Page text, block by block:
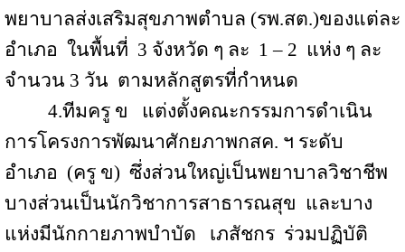
พยาบาลส่งเสริมสุขภาพตำบล (รพ.สต.)ของแต่ละ
อำเภอ ในพื้นที่ 3 จังหวัด ๆ ละ 1 – 2 แห่ง ๆ ละ
จำนวน 3 วัน ตามหลักสูตรที่กำหนด
4.ทีมครู ข
แต่งตั้งคณะกรรมการดำเนิน
การโครงการพัฒนาศักยภาพกสค. ฯ ระดับ
อำเภอ (ครู ข) ซึ่งส่วนใหญ่เป็นพยาบาลวิชาชีพ
บางส่วนเป็นนักวิชาการสาธารณสุข และบาง
แห่งมีนักกายภาพบำบัด
เภสัชกร ร่วมปฏิบัติ